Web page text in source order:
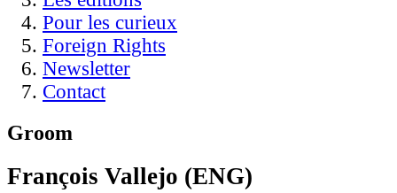
Pour les curieux
Foreign Rights
Newsletter
Contact
Groom
François Vallejo (ENG)